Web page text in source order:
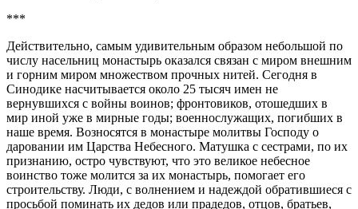
***
Действительно, самым удивительным образом небольшой по
числу насельниц монастырь оказался связан с миром внешним
и горним миром множеством прочных нитей. Сегодня в
Синодике насчитывается около 25 тысяч имен не
вернувшихся с войны воинов; фронтовиков, отошедших в
мир иной уже в мирные годы; военнослужащих, погибших в
наше время. Возносятся в монастыре молитвы Господу о
даровании им Царства Небесного. Матушка с сестрами, по их
признанию, остро чувствуют, что это великое небесное
воинство тоже молится за их монастырь, помогает его
строительству. Люди, с волнением и надеждой обратившиеся с
просьбой поминать их дедов или прадедов, отцов, братьев,